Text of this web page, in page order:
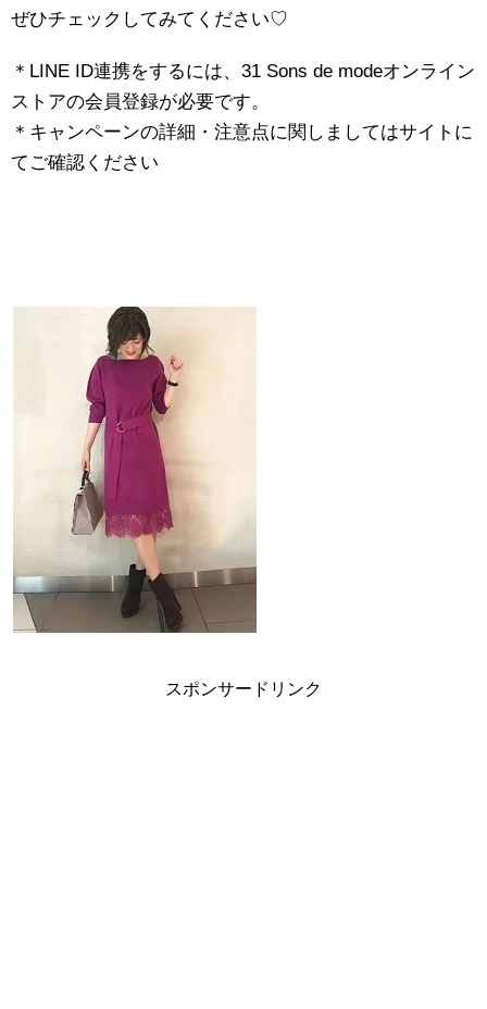
ぜひチェックしてみてください♡
＊LINE ID連携をするには、31 Sons de modeオンライン
ストアの会員登録が必要です。
＊キャンペーンの詳細・注意点に関しましてはサイトに
てご確認ください
スポンサードリンク